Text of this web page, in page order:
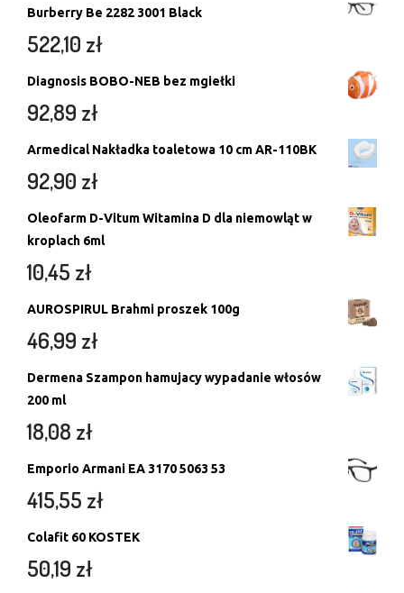
Burberry Be 2282 3001 Black
522,10 zł
Diagnosis BOBO-NEB bez mgiełki
92,89 zł
Armedical Nakładka toaletowa 10 cm AR-110BK
92,90 zł
Oleofarm D-Vitum Witamina D dla niemowląt w
kroplach 6ml
10,45 zł
AUROSPIRUL Brahmi proszek 100g
46,99 zł
Dermena Szampon hamujacy wypadanie włosów
200 ml
18,08 zł
Emporio Armani EA 3170 5063 53
415,55 zł
Colafit 60 KOSTEK
50,19 zł